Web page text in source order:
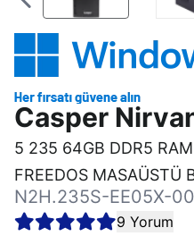
Casper
5 235 64GB DDR5
FREEDOS MASAÜSTÜ
N2H.235S-EE05X-
9 Yorum